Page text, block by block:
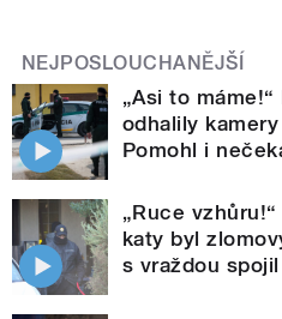
NEJPOSLOUCHANĚJŠÍ
„Asi to
odhalily
Pomohl i
„Ruce
katy byl
s vraždou